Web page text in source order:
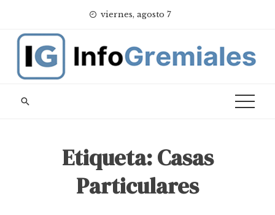
content
viernes, agosto 7
Etiqueta:Casas
Particulares